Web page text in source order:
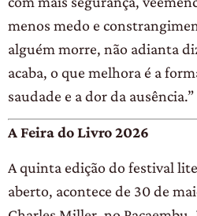
menos medo e
alguém morre, não adianta
acaba, o que melhora é a
saudade e a dor da ausência.”
A Feira do Livro 2026
A quinta edição do festival
aberto, acontece de 30 de